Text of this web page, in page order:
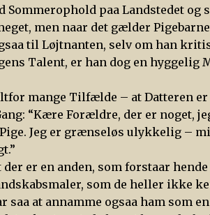
paa Landstedet og
men naar det gælder
til Løjtnanten, selv om han
Talent, er han dog en hyggelig
mange Tilfælde – at Datteren
“Kære Forældre, der er noget,
Jeg er grænseløs ulykkelig –
er en anden, som forstaar
som de heller ikke
at annamme ogsaa ham som